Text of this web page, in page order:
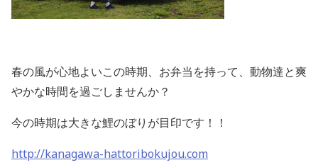
春の風が心地よいこの時期、お弁当を持って、動物達と爽
やかな時間を過ごしませんか？
今の時期は大きな鯉のぼりが目印です！！
http://kanagawa-hattoribokujou.com